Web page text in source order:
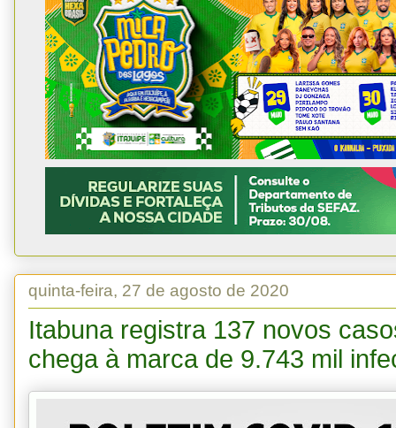
quinta-feira, 27 de agosto de 2020
Itabuna registra 137 novos
chega à marca de 9.743 mil